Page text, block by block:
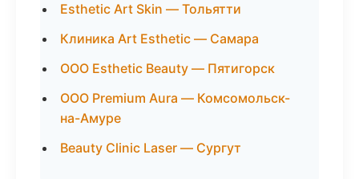
Esthetic Art Skin — Тольятти
Клиника Art Esthetic — Самара
ООО Esthetic Beauty — Пятигорск
ООО Premium Aura — Комсомольск-
на-Амуре
Beauty Clinic Laser — Сургут